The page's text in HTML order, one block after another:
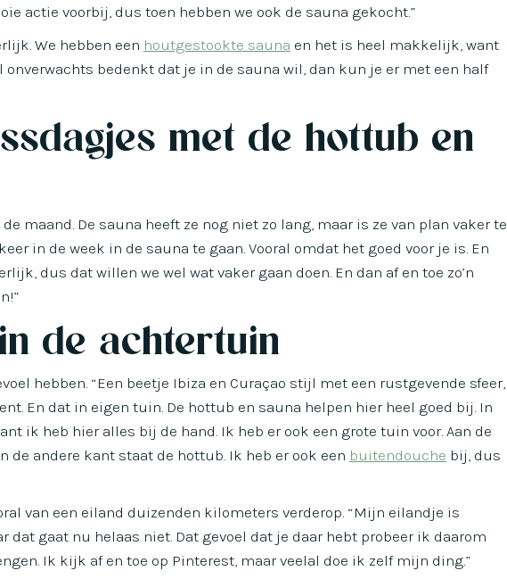
actie voorbij, dus toen hebben we ook de sauna gekocht.”
We hebben een houtgestookte sauna en het is heel makkelijk, want
bedenkt dat je in de sauna wil, dan kun je er met een half
met de hottub en
maand. De sauna heeft ze nog niet zo lang, maar is ze van plan vaker te
in de week in de sauna te gaan. Vooral omdat het goed voor je is. En
dus dat willen we wel wat vaker gaan doen. En dan af en toe zo’n
de achtertuin
hebben. “Een beetje Ibiza en Curaçao stijl met een rustgevende sfeer,
En dat in eigen tuin. De hottub en sauna helpen hier heel goed bij. In
ik heb hier alles bij de hand. Ik heb er ook een grote tuin voor. Aan de
de andere kant staat de hottub. Ik heb er ook een buitendouche bij, dus
van een eiland duizenden kilometers verderop. “Mijn eilandje is
dat gaat nu helaas niet. Dat gevoel dat je daar hebt probeer ik daarom
Ik kijk af en toe op Pinterest, maar veelal doe ik zelf mijn ding.”